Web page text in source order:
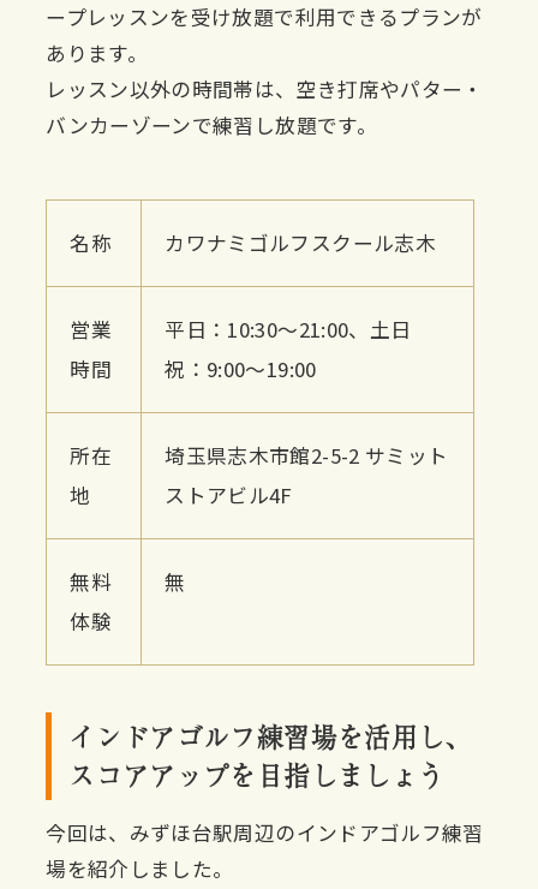
ープレッスンを受け放題で利用できるプランが
あります。
レッスン以外の時間帯は、空き打席やパター・
バンカーゾーンで練習し放題です。
名称 カワナミゴルフスクール志木
営業
時間
平日：10:30〜21:00、土日
祝：9:00〜19:00
所在
地
埼玉県志木市館2-5-2 サミット
ストアビル4F
無料
体験
無
インドアゴルフ練習場を活用し、
スコアアップを目指しましょう
今回は、みずほ台駅周辺のインドアゴルフ練習
場を紹介しました。